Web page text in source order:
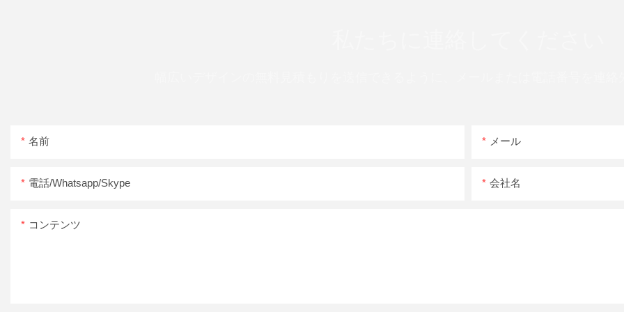
名前 メール
電話/whatsapp/skype 会社名
コンテンツ